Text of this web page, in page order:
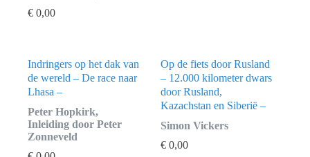
€ 0,00
Indringers op het dak van
de wereld – De race naar
Lhasa –
Peter Hopkirk,
Inleiding door Peter
Zonneveld
Op de fiets door Rusland
– 12.000 kilometer dwars
door Rusland,
Kazachstan en Siberië –
Simon Vickers
€ 0,00